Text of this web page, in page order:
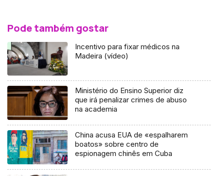
Pode também gostar
Incentivo para fixar médicos na
Madeira (vídeo)
Ministério do Ensino Superior diz
que irá penalizar crimes de abuso
na academia
China acusa EUA de «espalharem
boatos» sobre centro de
espionagem chinês em Cuba